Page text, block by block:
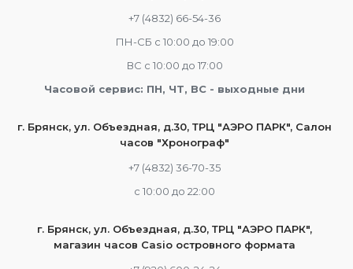
+7 (4832) 66-54-36
ПН-СБ с 10:00 до 19:00
ВС с 10:00 до 17:00
Часовой сервис: ПН, ЧТ, ВС - выходные дни
г. Брянск, ул. Объездная, д.30, ТРЦ "АЭРО ПАРК", Салон
часов "Хронограф"
+7 (4832) 36-70-35
c 10:00 до 22:00
г. Брянск, ул. Объездная, д.30, ТРЦ "АЭРО ПАРК",
магазин часов Casio островного формата